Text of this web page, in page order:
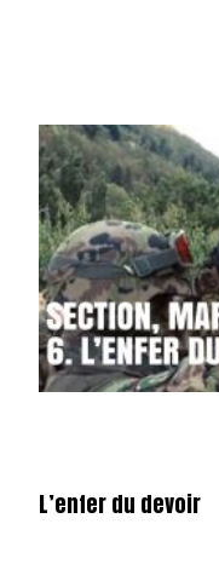
L’enfer du devoir